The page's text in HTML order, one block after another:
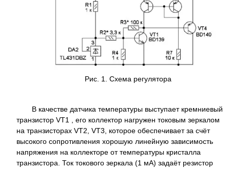
Рис. 1. Схема регулятора
В качестве датчика температуры выступает кремниевый
транзистор VT1 , его коллектор нагружен токовым зеркалом
на транзисторах VT2, VT3, которое обеспечивает за счёт
высокого сопротивления хорошую линейную зависимость
напряжения на коллекторе от температуры кристалла
транзистора. Ток токового зеркала (1 мА) задаёт резистор